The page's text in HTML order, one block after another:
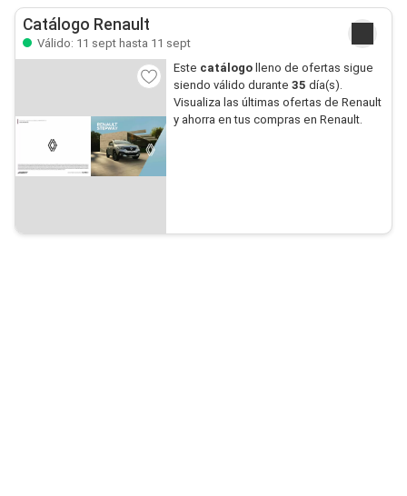
Catálogo Renault
Válido: 11 sept hasta 11 sept
Este catálogo lleno de ofertas sigue
siendo válido durante 35 día(s).
Visualiza las últimas ofertas de Renault
y ahorra en tus compras en Renault.